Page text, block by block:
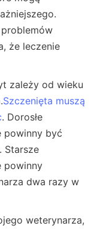
że leczenie
zależy od wieku
Szczenięta muszą
. Dorosłe
powinny być
Starsze
powinny
dwa razy w
weterynarza,